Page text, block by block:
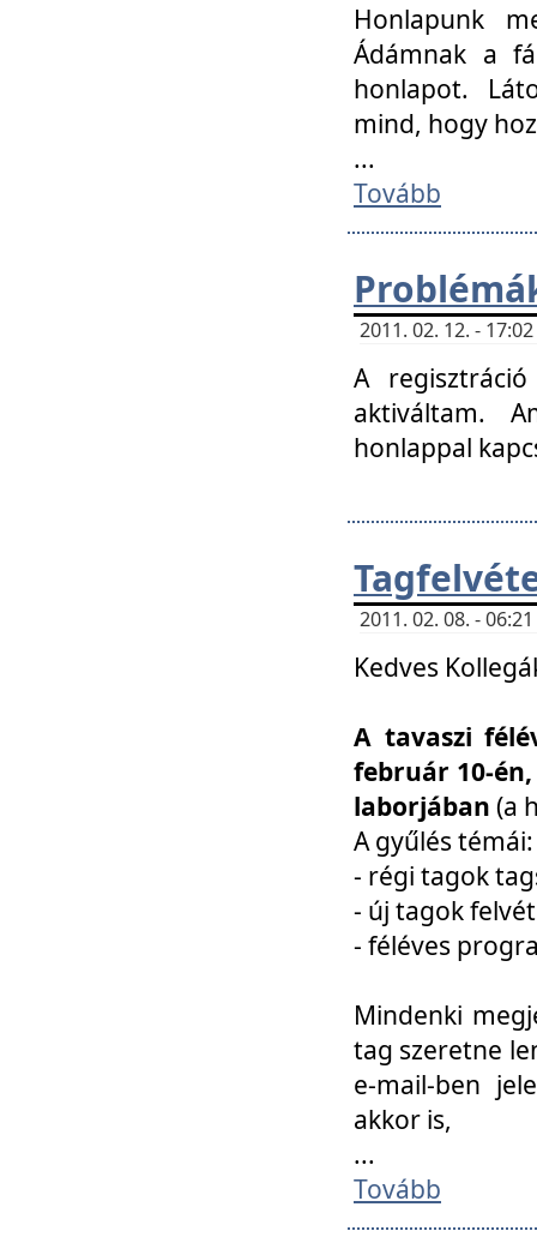
Honlapunk
Ádámnak a
honlapot.
mind, hogy
...
Tovább
2011. 02. 12. -
A
aktiváltam.
honlappal
2011. 02. 08. -
Kedves
A tavaszi
február 10-
laborjában (a
A gyűlés témái:
- régi tagok
- új tagok
- féléves
Mindenki
tag szeretne
e-mail-ben
akkor is,
...
Tovább